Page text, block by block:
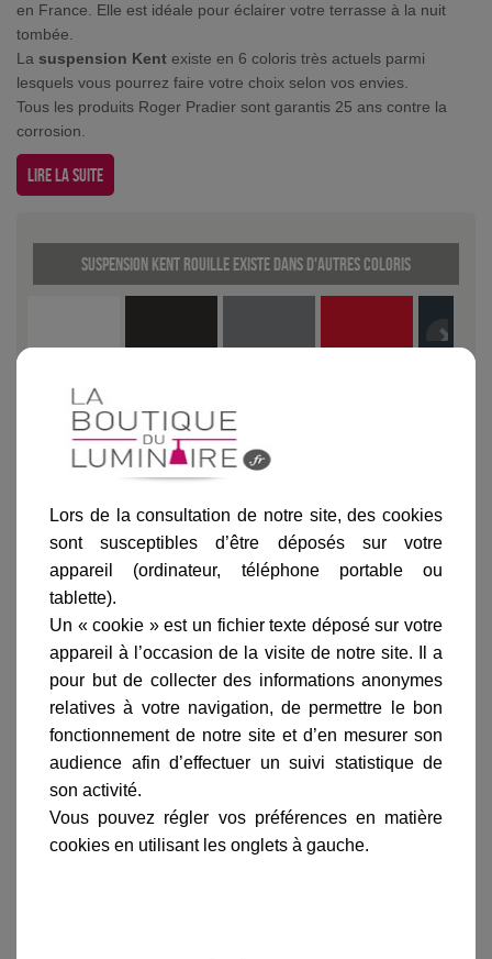
en France. Elle est idéale pour éclairer votre terrasse à la nuit
tombée.
La suspension Kent existe en 6 coloris très actuels parmi
lesquels vous pourrez faire votre choix selon vos envies.
Tous les produits Roger Pradier sont garantis 25 ans contre la
corrosion.
Lire la suite
Suspension Kent Rouille existe dans d'autres coloris
Gris
Ajouter au panier
Informations produit
marque
gamme complète
avis clients
Lors de la consultation de notre site, des cookies
sont susceptibles d’être déposés sur votre
appareil (ordinateur, téléphone portable ou
tablette).
Un « cookie » est un fichier texte déposé sur votre
appareil à l’occasion de la visite de notre site. Il a
pour but de collecter des informations anonymes
relatives à votre navigation, de permettre le bon
fonctionnement de notre site et d’en mesurer son
audience afin d’effectuer un suivi statistique de
son activité.
Vous pouvez régler vos préférences en matière
cookies en utilisant les onglets à gauche.